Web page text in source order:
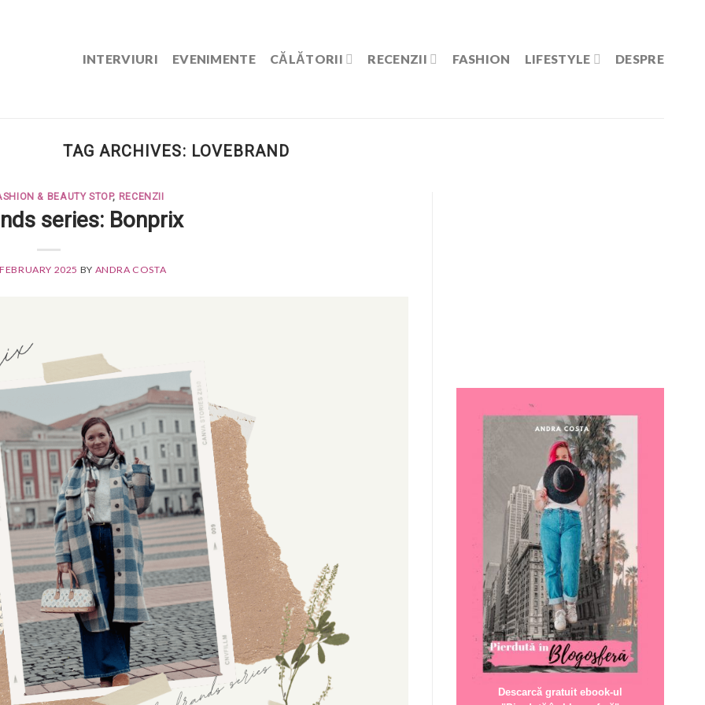
INTERVIURI EVENIMENTE CĂLĂTORII RECENZII FASHION LIFESTYLE DESPRE
TAG ARCHIVES: LOVEBRAND
& BEAUTY STOP, RECENZII
series: Bonprix
2025 BY ANDRA COSTA
Descarcă gratuit ebook-ul